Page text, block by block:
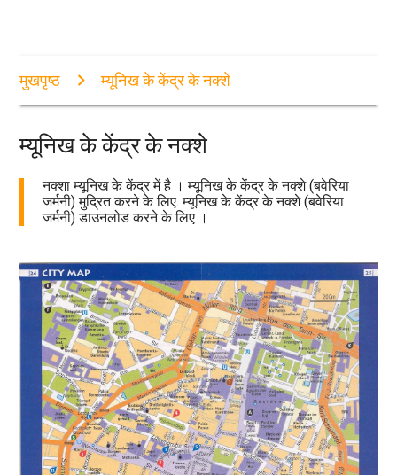
मुखपृष्ठ म्यूनिख के केंद्र के नक्शे
म्यूनिख के केंद्र के नक्शे
नक्शा म्यूनिख के केंद्र में है । म्यूनिख के केंद्र के नक्शे (बवेरिया
जर्मनी) मुद्रित करने के लिए. म्यूनिख के केंद्र के नक्शे (बवेरिया
जर्मनी) डाउनलोड करने के लिए ।